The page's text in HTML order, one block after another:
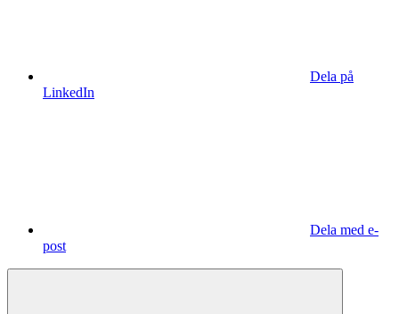
Dela på
LinkedIn
Dela med e-
post